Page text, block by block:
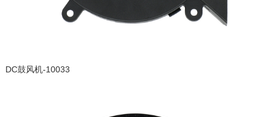
DC鼓风机-10033